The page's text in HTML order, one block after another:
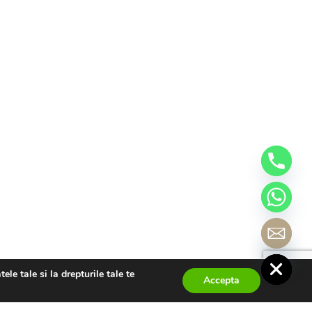
tale si la drepturile tale te
Accepta
Hide
chaty